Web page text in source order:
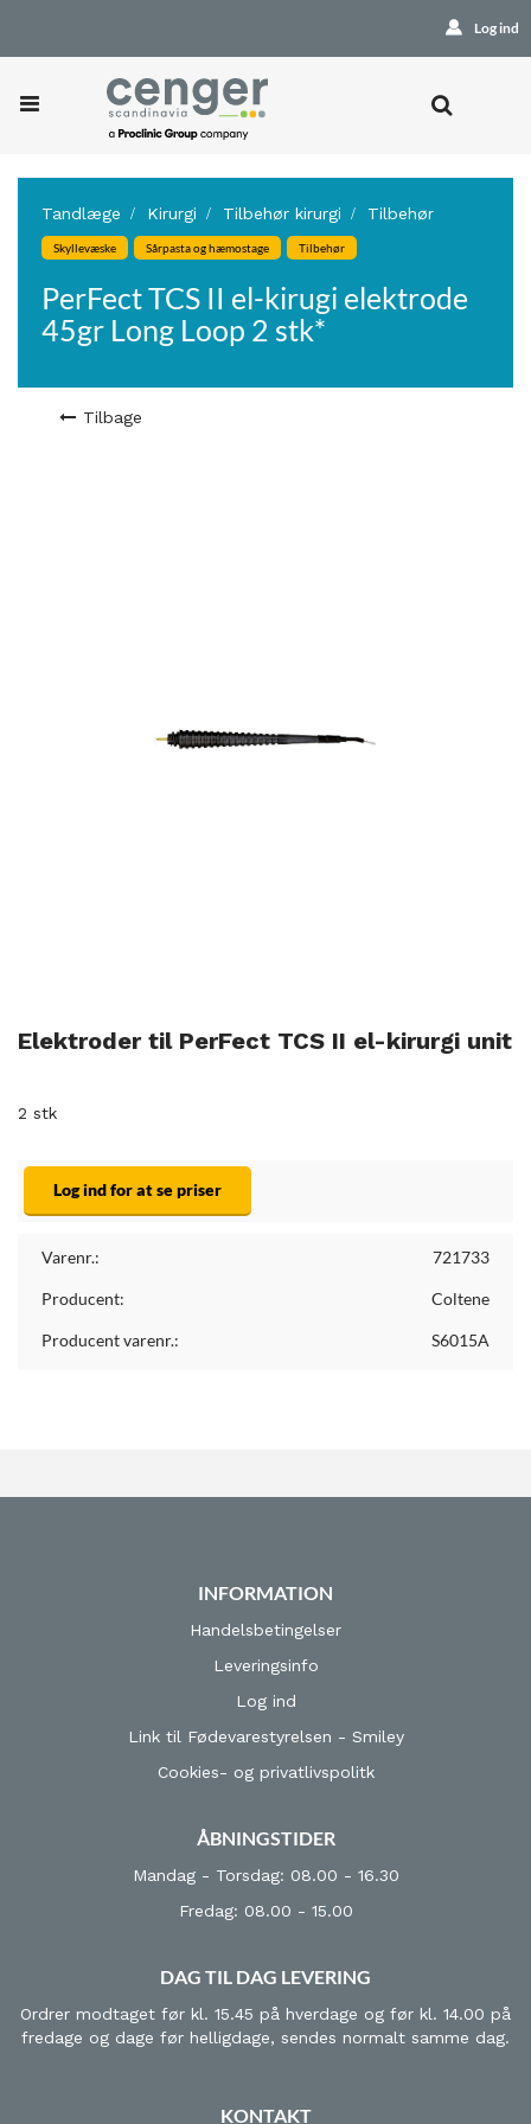
Log ind
Tandlæge Kirurgi Tilbehør kirurgi Tilbehør
Skyllevæske Sårpasta og hæmostage Tilbehør
PerFect TCS II el-kirugi elektrode
45gr Long Loop 2 stk*
Tilbage
Elektroder til PerFect TCS II el-kirurgi unit
2 stk
Log ind for at se priser
Varenr.: 721733
Producent: Coltene
Producent varenr.: S6015A
INFORMATION
Handelsbetingelser
Leveringsinfo
Log ind
Link til Fødevarestyrelsen - Smiley
Cookies- og privatlivspolitk
ÅBNINGSTIDER
Mandag - Torsdag: 08.00 - 16.30
Fredag: 08.00 - 15.00
DAG TIL DAG LEVERING
Ordrer modtaget før kl. 15.45 på hverdage og før kl. 14.00 på
fredage og dage før helligdage, sendes normalt samme dag.
KONTAKT